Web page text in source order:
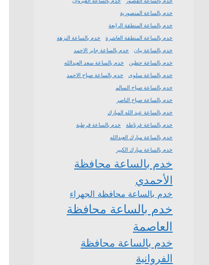
خدم بالساعة المنصورية
خدم بالساعة المنطقة الرابعة
خدم بالساعة المنطقة العاشرة
خدم بالساعة النزهة
خدم بالساعة بيان
خدم بالساعة جابر الاحمد
خدم بالساعة حطين
خدم بالساعة سعد العبدالله
خدم بالساعة سلوى
خدم بالساعة صباح الاحمد
خدم بالساعة صباح السالم
خدم بالساعة صباح الناصر
خدم بالساعة عبد الله المبارك
خدم بالساعة غرناطة
خدم بالساعة قرطبة
خدم بالساعة مبارك العبدالله
خدم بالساعة مبارك الكبير
خدم بالساعة محافظة
الأحمدي
خدم بالساعة محافظة الجهراء
خدم بالساعة محافظة
العاصمة
خدم بالساعة محافظة
الفروانية